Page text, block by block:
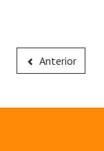
Anterior